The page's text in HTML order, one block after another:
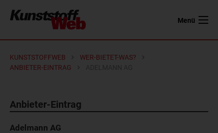
Menü
KUNSTSTOFFWEB
WER-BIETET-WAS?
ANBIETER-EINTRAG
Anbieter-Eintrag
Adelmann AG